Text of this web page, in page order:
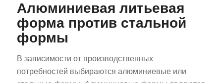
Алюминиевая литьевая
форма против стальной
формы
В зависимости от производственных
потребностей выбираются алюминиевые или